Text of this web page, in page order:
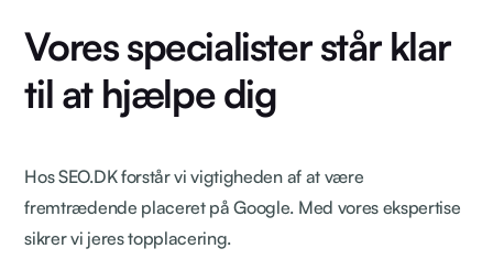
Vores specialister står klar
til at hjælpe dig
Hos SEO.DK forstår vi vigtigheden af at være
fremtrædende placeret på Google. Med vores ekspertise
sikrer vi jeres topplacering.